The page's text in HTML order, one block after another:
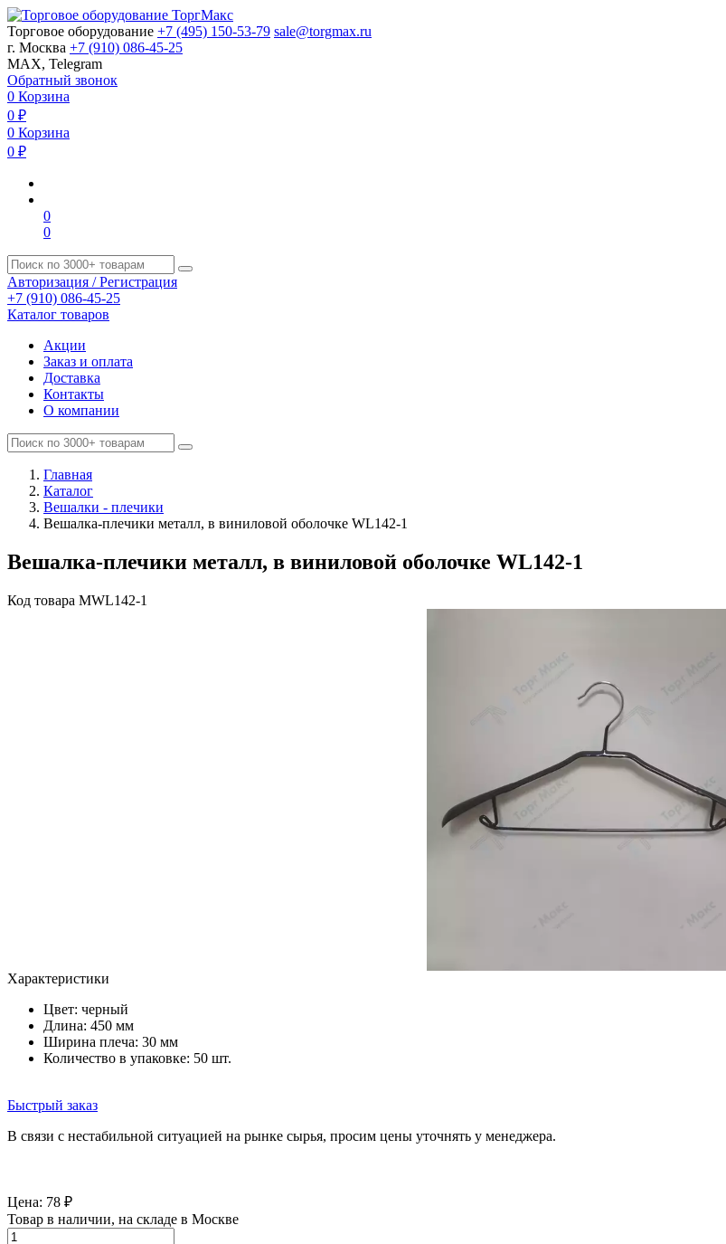
Торговое оборудование +7 (495) 150-53-79 sale@torgmax.ru
г. Москва +7 (910) 086-45-25
MAX, Telegram
Обратный звонок
0 Корзина
0 ₽
0 Корзина
0 ₽
0
0
Авторизация / Регистрация
+7 (910) 086-45-25
Каталог товаров
Акции
Заказ и оплата
Доставка
Контакты
О компании
Главная
Каталог
Вешалки - плечики
Вешалка-плечики металл, в виниловой оболочке WL142-1
Вешалка-плечики металл, в виниловой оболочке WL142-1
Код товара MWL142-1
Характеристики
Цвет: черный
Длина: 450 мм
Ширина плеча: 30 мм
Количество в упаковке: 50 шт.
Быстрый заказ
В связи с нестабильной ситуацией на рынке сырья, просим цены уточнять у менеджера.
Цена: 78 ₽
Товар в наличии, на складе в Москве